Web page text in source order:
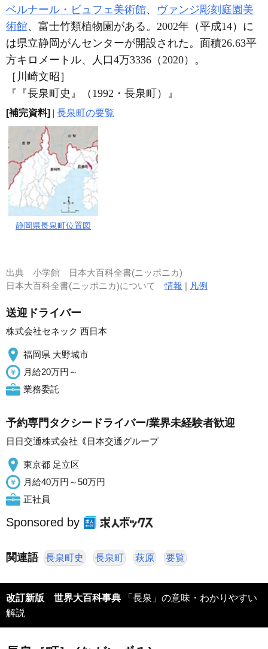
ベルナール・ビュフェ美術館、 ヴァンジ彫刻庭園美
術館、富士竹類植物園がある。2002年（平成14）に
は県立静岡がんセンターが開設された。面積26.63平
方キロメートル、人口4万3336（2020）。
［川崎文昭］
『『長泉町史』（1992・長泉町）』
[補完資料] | 長泉町の要覧
静岡県長泉町位置図
出典 小学館 日本大百科全書(ニッポニカ)
日本大百科全書(ニッポニカ)について情報 | 凡例
送迎ドライバー
株式会社セネック 西日本
福岡県 大野城市
月給20万円～
業務委託
予約専門タクシードライバー/業界未経験者歓迎
日日交通株式会社｟日本交通グループ
東京都 足立区
月給40万円～50万円
正社員
Sponsored by
関連語 長泉町史 長泉町 萩原 要覧
改訂新版 世界大百科事典 「長泉」の意味・わかりやすい
解説